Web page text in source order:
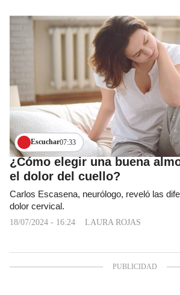
Escuchar07:33
¿Cómo elegir una buena
el dolor del cuello?
Carlos Escasena, neurólogo, reveló las
dolor cervical.
18/07/2024 - 16:24 LAURA ROJAS